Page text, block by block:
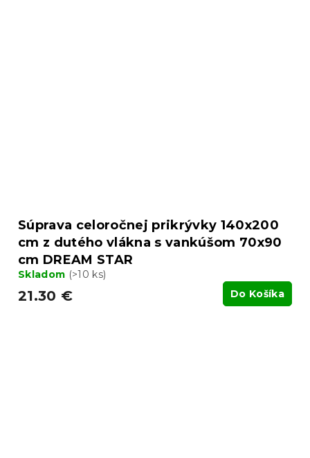
Súprava celoročnej prikrývky 140x200
cm z dutého vlákna s vankúšom 70x90
cm DREAM STAR
Skladom (>10 ks)
21.30 € Do Košíka